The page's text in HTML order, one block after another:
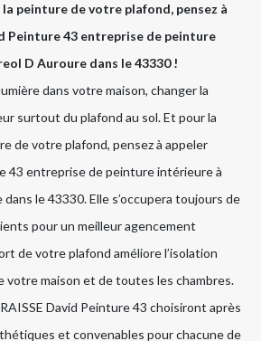
peinture de votre plafond, pensez à
Peinture 43 entreprise de peinture
D Auroure dans le 43330 !
dans votre maison, changer la
surtout du plafond au sol. Et pour la
de votre plafond, pensez à appeler
43 entreprise de peinture intérieure à
le 43330. Elle s’occupera toujours de
pour un meilleur agencement
de votre plafond améliore l’isolation
votre maison et de toutes les chambres.
David Peinture 43 choisiront après
et convenables pour chacune de